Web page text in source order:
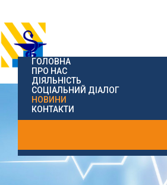
ГОЛОВНА
ПРО НАС
ДІЯЛЬНІСТЬ
СОЦІАЛЬНИЙ ДІАЛОГ
НОВИНИ
КОНТАКТИ